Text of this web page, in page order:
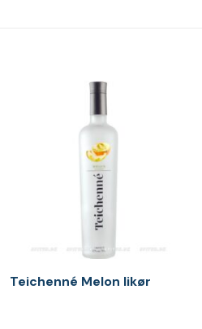
Teichenné Melon likør